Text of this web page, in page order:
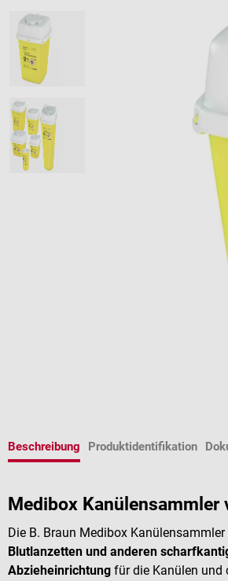
Beschreibung Produktidentifikation
Medibox Kanülensammler
Die B. Braun Medibox
Blutlanzetten und anderen
Abzieheinrichtung für die Kanülen und